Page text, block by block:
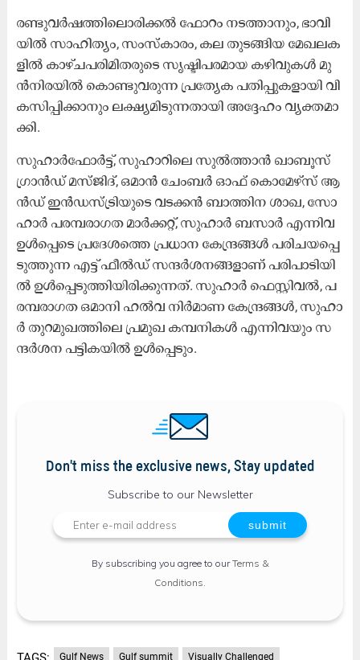
ര​ണ്ടു​വ​ർ​ഷ​ത്തി​ലൊ​രി​ക്ക​ൽ ഫോ​റം ന​ട​ത്താ​നും, ഭാ​വി​
യി​ൽ സാ​ഹി​ത്യം, സം​സ്കാ​രം, ക​ല തു​ട​ങ്ങി​യ മേ​ഖ​ല​ക​
ളി​ൽ കാ​ഴ്ച​പ​രി​മി​ത​രു​ടെ സൃ​ഷ്ടി​പ​ര​മാ​യ ക​ഴി​വു​ക​ൾ മു​
ൻ​നി​ര​യി​ൽ കൊ​ണ്ടു​വ​രു​ന്ന പ്ര​ത്യേ​ക പ​തി​പ്പു​ക​ളാ​യി വി​
ക​സി​പ്പി​ക്കാ​നും ല​ക്ഷ്യ​മി​ടു​ന്ന​താ​യി അ​ദ്ദേ​ഹം വ്യ​ക്ത​മാ​
ക്കി.
സു​ഹാ​ർ​ഫോ​ർ​ട്ട്, സു​ഹാ​റി​ലെ സു​ൽ​ത്താ​ൻ ഖാ​ബൂ​സ്
ഗ്രാ​ൻ​ഡ് മ​സ്ജി​ദ്, ഒ​മാ​ൻ ചേം​ബ​ർ ഓ​ഫ് കൊ​മേ​ഴ്‌​സ് ആ​
ൻ​ഡ് ഇ​ൻ​ഡ​സ്ട്രി​യു​ടെ വ​ട​ക്ക​ൻ ബാ​ത്തി​ന ശാ​ഖ, സോ​
ഹാ​ർ പ​ര​മ്പ​രാ​ഗ​ത മാ​ർ​ക്ക​റ്റ്, സു​ഹാ​ർ ബ​സാ​ർ എ​ന്നി​വ
ഉ​ൾ​പ്പെ​ടെ പ്ര​ദേ​ശ​ത്തെ പ്ര​ധാ​ന കേ​ന്ദ്ര​ങ്ങ​ൾ പ​രി​ച​യ​പ്പെ​
ടു​ത്തു​ന്ന എ​ട്ട് ഫീ​ൽ​ഡ് സ​ന്ദ​ർ​ശ​ന​ങ്ങ​ളാ​ണ് പ​രി​പാ​ടി​യി​
ൽ ഉ​ൾ​പ്പെ​ടു​ത്തി​യി​രി​ക്കു​ന്ന​ത്. സു​ഹാ​ർ ഫെ​സ്റ്റി​വ​ൽ, പ​
ര​മ്പ​രാ​ഗ​ത ഒ​മാ​നി ഹ​ൽ​വ നി​ർ​മാ​ണ കേ​ന്ദ്ര​ങ്ങ​ൾ, സു​ഹാ​
ർ തു​റ​മു​ഖ​ത്തി​ലെ പ്ര​മു​ഖ ക​മ്പ​നി​ക​ൾ എ​ന്നി​വ​യും സ​
ന്ദ​ർ​ശ​ന പ​ട്ടി​ക​യി​ൽ ഉ​ൾ​പ്പെ​ടും.
Don't miss the exclusive news, Stay updated
Subscribe to our Newsletter
By subscribing you agree to ourTerms &
Conditions
Gulf News Gulf summit Visually Challenged